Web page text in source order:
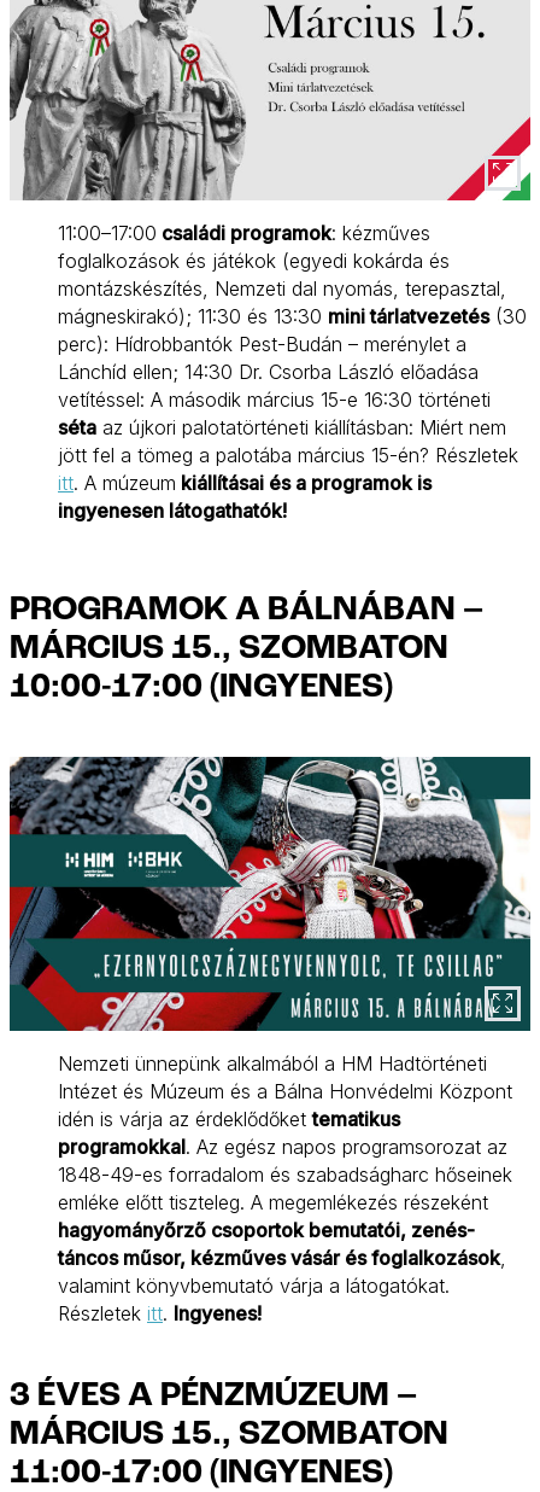
11:00–17:00 családi programok: kézműves
foglalkozások és játékok (egyedi kokárda és
montázskészítés, Nemzeti dal nyomás, terepasztal,
mágneskirakó); 11:30 és 13:30 mini tárlatvezetés(30
perc): Hídrobbantók Pest-Budán – merénylet a
Lánchíd ellen; 14:30 Dr. Csorba László előadása
vetítéssel: A második március 15-e 16:30 történeti
séta az újkori palotatörténeti kiállításban: Miért nem
jött fel a tömeg a palotába március 15-én? Részletek
itt. A múzeum kiállításai és a programok is
ingyenesen látogathatók!
PROGRAMOK A BÁLNÁBAN –
MÁRCIUS 15., SZOMBATON
10:00-17:00 (INGYENES)
Nemzeti ünnepünk alkalmából a HM Hadtörténeti
Intézet és Múzeum és a Bálna Honvédelmi Központ
idén is várja az érdeklődőkettematikus
programokkal. Az egész napos programsorozat az
1848-49-es forradalom és szabadságharc hőseinek
emléke előtt tiszteleg. A megemlékezés részeként
hagyományőrző csoportok bemutatói, zenés-
táncos műsor, kézműves vásár és foglalkozások,
valamint könyvbemutató várja a látogatókat.
Részletek itt. Ingyenes!
3 ÉVES A PÉNZMÚZEUM –
MÁRCIUS 15., SZOMBATON
11:00-17:00 (INGYENES)